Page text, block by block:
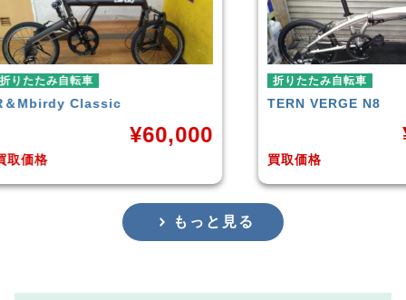
折りたたみ自転車
TERNVERGE N8
¥38,500
折りたたみ
RENAULT
もっと見る